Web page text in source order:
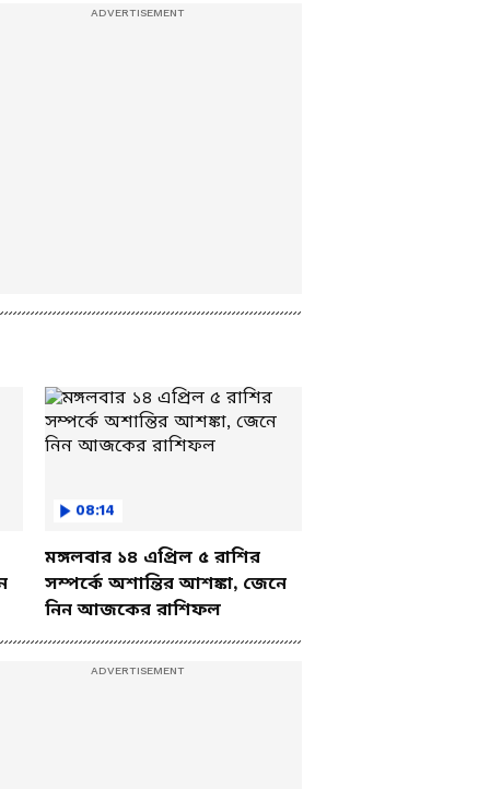
Chowdhury | TMC
08:14
মঙ্গলবার ১৪ এপ্রিল ৫ রাশির
সম্পর্কে অশান্তির আশঙ্কা, জেনে
নিন আজকের রাশিফল